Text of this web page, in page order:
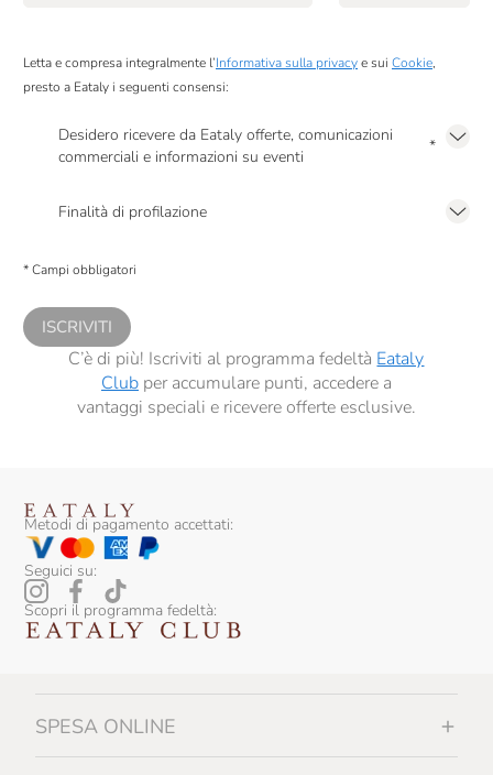
Letta e compresa integralmente l’Informativa sulla privacye sui Cookie,
presto a Eataly i seguenti consensi:
Desidero ricevere da Eataly offerte, comunicazioni
commerciali e informazioni su eventi
*
Finalità di profilazione
comunicazioni commerciali personalizzate, in caso di consenso prestato ai
* Campi obbligatori
ISCRIVITI
C’è di più! Iscriviti al programma fedeltà Eataly
Clubper accumulare punti, accedere a
vantaggi speciali e ricevere offerte esclusive.
Metodi di pagamento accettati:
Seguici su:
Scopri il programma fedeltà:
SPESA ONLINE